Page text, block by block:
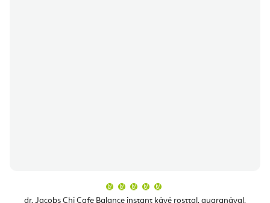
dr. Jacobs Chi Cafe Balance instant kávé rosttal, guaranával,
átlagos